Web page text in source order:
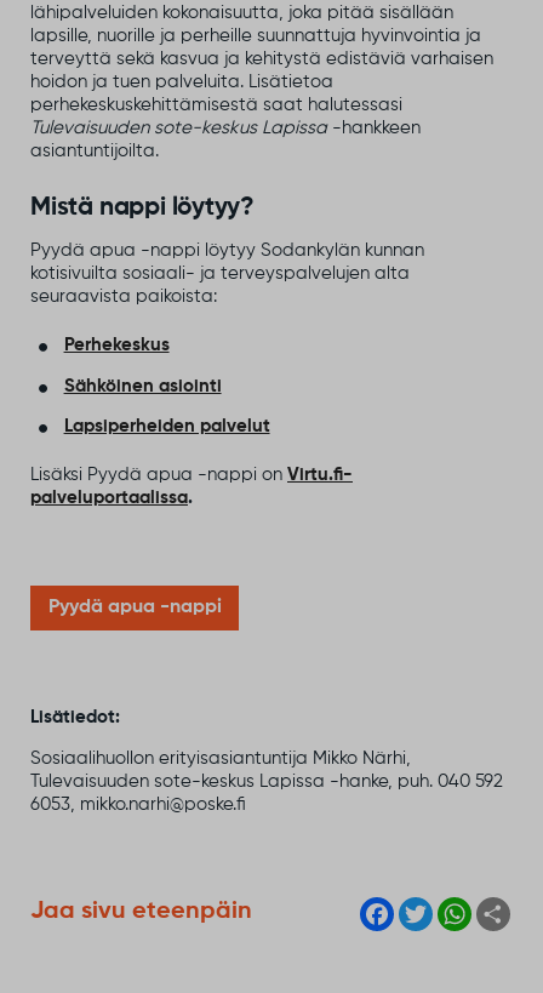
lähipalveluiden kokonaisuutta, joka pitää sisällään
lapsille, nuorille ja perheille suunnattuja hyvinvointia ja
terveyttä sekä kasvua ja kehitystä edistäviä varhaisen
hoidon ja tuen palveluita. Lisätietoa
perhekeskuskehittämisestä saat halutessasi
Tulevaisuuden sote-keskus Lapissa-hankkeen
asiantuntijoilta.
Mistä nappi löytyy?
Pyydä apua -nappi löytyy Sodankylän kunnan
kotisivuilta sosiaali- ja terveyspalvelujen alta
seuraavista paikoista:
Perhekeskus
Sähköinen asiointi
Lapsiperheiden palvelut
Lisäksi Pyydä apua -nappi on Virtu.fi-
palveluportaalissa.
Pyydä apua -nappi
Lisätiedot:
Sosiaalihuollon erityisasiantuntija Mikko Närhi,
Tulevaisuuden sote-keskus Lapissa -hanke, puh. 040 592
6053, mikko.narhi@poske.fi
Jaa sivu eteenpäin
F
a
T
w
W
h